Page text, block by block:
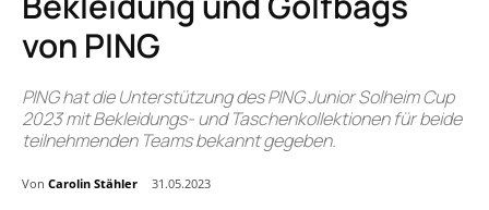
von PING
PING hat die Unterstützung des PING Junior Solheim Cup
2023 mit Bekleidungs- und Taschenkollektionen für beide
teilnehmenden Teams bekannt gegeben.
Von Carolin Stähler 31.05.2023